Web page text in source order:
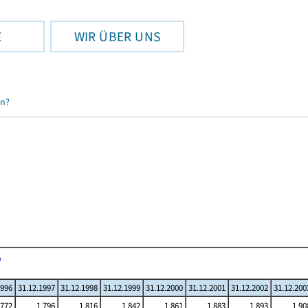
WIR ÜBER UNS
31.12.1997 31.12.1998 31.12.1999 31.12.2000 31.12.2001 31.12.2002